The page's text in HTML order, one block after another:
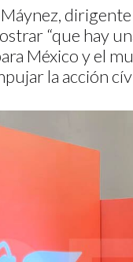
“que hay
México y el
la acción